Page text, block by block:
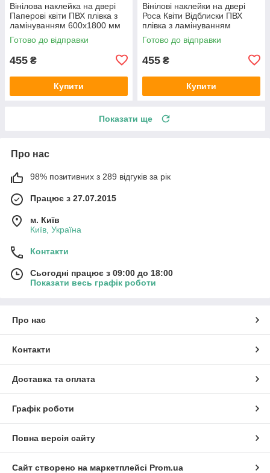
Вінілова наклейка на двері
Паперові квіти ПВХ плівка з
ламінуванням 600х1800 мм
Абстракція Бежевий
Готово до відправки
455 ₴
Купити
Вінілові наклейки на двері
Роса Квіти Відблиски ПВХ
плівка з ламінуванням
600х1800 мм Абстракція
Рожевий
Готово до відправки
455 ₴
Купити
Показати ще
Про нас
98% позитивних з 289 відгуків за рік
Працює з 27.07.2015
м. Київ
Київ, Україна
Контакти
Сьогодні працює з 09:00 до 18:00
Показати весь графік роботи
Про нас
Контакти
Доставка та оплата
Графік роботи
Повна версія сайту
Сайт створено на маркетплейсі Prom.ua